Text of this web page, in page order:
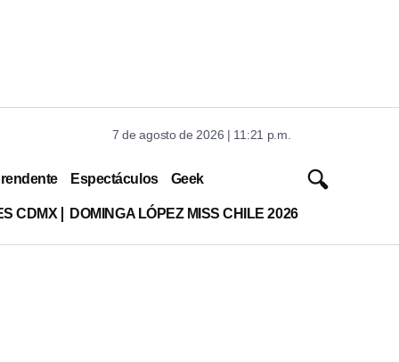
7 de agosto de 2026 | 11:21 p.m.
Espectáculos Geek
CDMX DOMINGA LÓPEZ MISS CHILE 2026